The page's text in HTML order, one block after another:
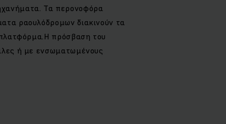
Τα περονοφόρα
ραουλόδρομων διακινούν τα
πρόσβαση του
ή με ενσωματωμένους